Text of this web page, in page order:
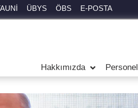
ÜBYS ÖBS E-POSTA
Hakkımızda Personel